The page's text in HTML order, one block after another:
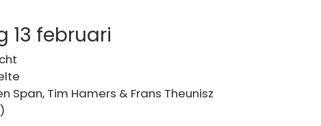
13 februari
Span, Tim Hamers & Frans Theunisz